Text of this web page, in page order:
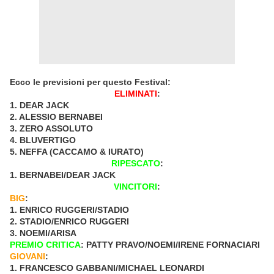
Ecco le previsioni per questo Festival:
ELIMINATI:
1. DEAR JACK
2. ALESSIO BERNABEI
3. ZERO ASSOLUTO
4. BLUVERTIGO
5. NEFFA (CACCAMO & IURATO)
RIPESCATO:
1. BERNABEI/DEAR JACK
VINCITORI:
BIG:
1. ENRICO RUGGERI/STADIO
2. STADIO/ENRICO RUGGERI
3. NOEMI/ARISA
PREMIO CRITICA: PATTY PRAVO/NOEMI/IRENE FORNACIARI
GIOVANI:
1. FRANCESCO GABBANI/MICHAEL LEONARDI